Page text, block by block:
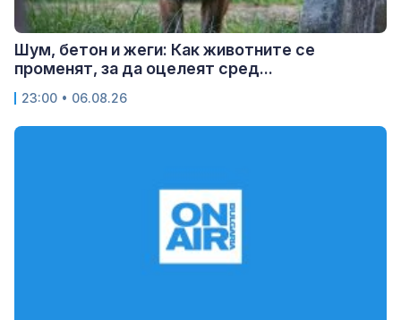
Шум, бетон и жеги: Как животните се
променят, за да оцелеят сред...
23:00 • 06.08.26